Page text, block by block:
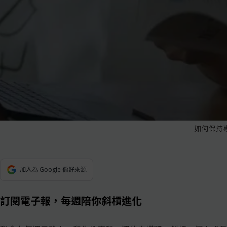
如何保持
加入為 Google 偏好來源
訂閱電子報，每週陪你斜槓進化